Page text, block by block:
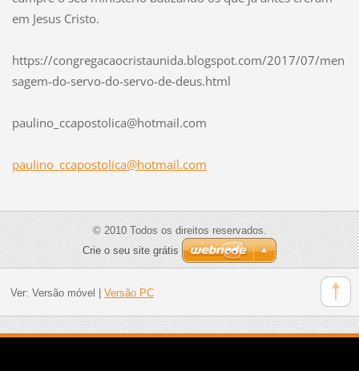
em Jesus Cristo.
https://congregacaocristaunida.blogspot.com/2017/07/men
sagem-do-servo-do-servo-de-deus.html
paulino_ ccapostolica@hotmail.com
paulino_ccapostolica@hotmail.com
© 2010 Todos os direitos reservados.
Crie o seu site grátis
Ver: Versão móvel | Versão PC